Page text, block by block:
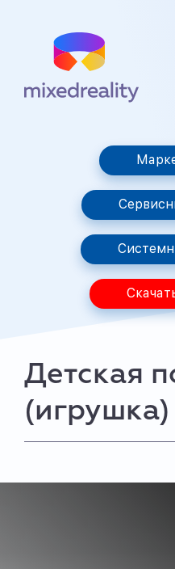
Детская
(игрушка)